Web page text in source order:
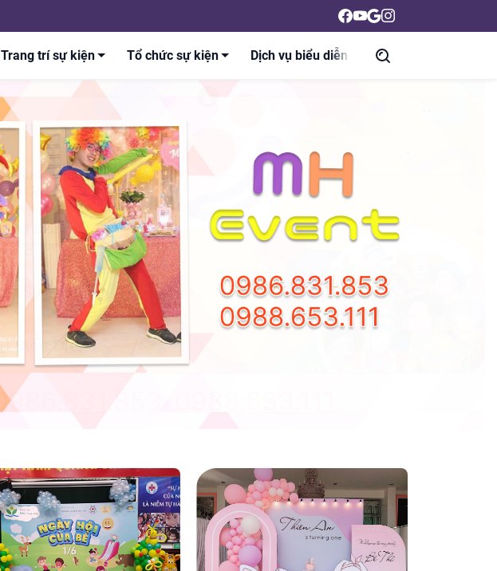
Trang trí sự kiện Tổ chức sự kiện Dịch vụ biểu diễn Liên hệ